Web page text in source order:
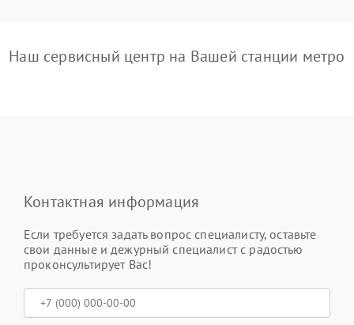
Наш сервисный центр на Вашей станции метро
Контактная информация
Если требуется задать вопрос специалисту, оставьте
свои данные и дежурный специалист с радостью
проконсультирует Вас!